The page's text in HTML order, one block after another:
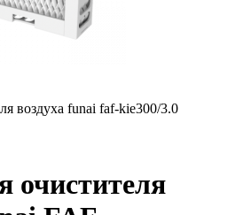
очистителя